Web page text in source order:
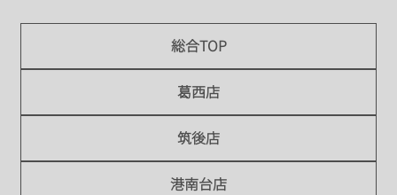
総合TOP
葛西店
筑後店
港南台店